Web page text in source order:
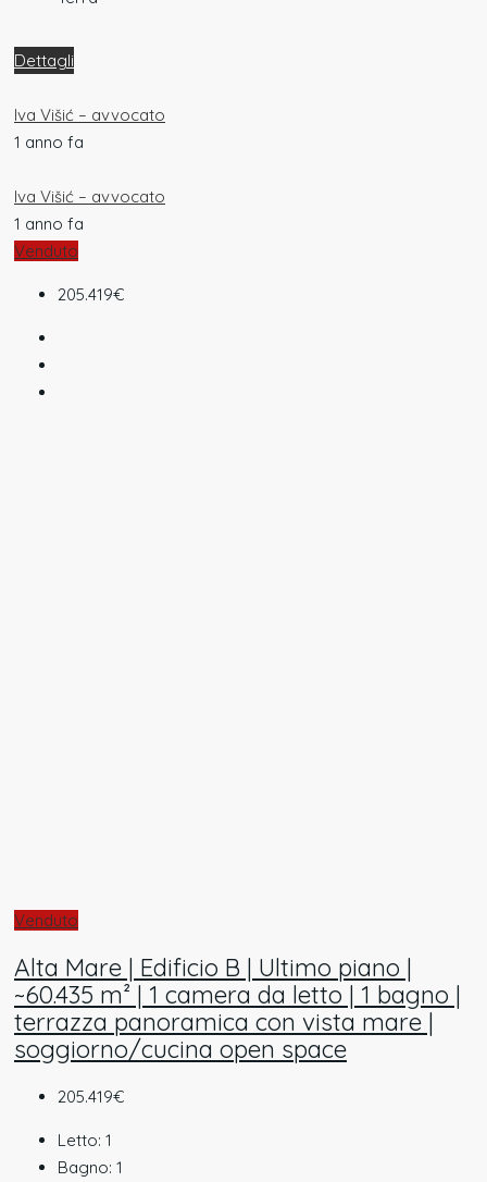
Dettagli
Iva Višić – avvocato
1 anno fa
Iva Višić – avvocato
1 anno fa
Venduto
205.419€
Venduto
Alta Mare | Edificio B | Ultimo piano |
~60.435 m² | 1 camera da letto | 1 bagno |
terrazza panoramica con vista mare |
soggiorno/cucina open space
205.419€
Letto: 1
Bagno: 1